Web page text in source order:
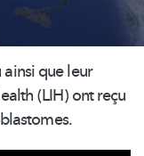
que leur
(LIH) ont reçu